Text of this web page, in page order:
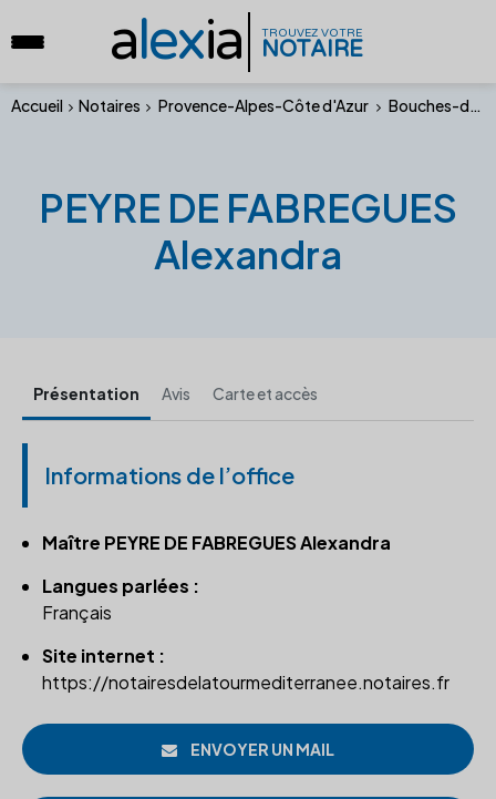
alexia TROUVEZ VOTRE
NOTAIRE
Accueil Notaires Provence-Alpes-Côte d'Azur Bouches-du-Rhône
PEYRE DE FABREGUES
Alexandra
Présentation Avis Carte et accès
Informations de l’office
Maître PEYRE DE FABREGUES Alexandra
Langues parlées :
Français
Site internet :
https://notairesdelatourmediterranee.notaires.fr
ENVOYER UN MAIL